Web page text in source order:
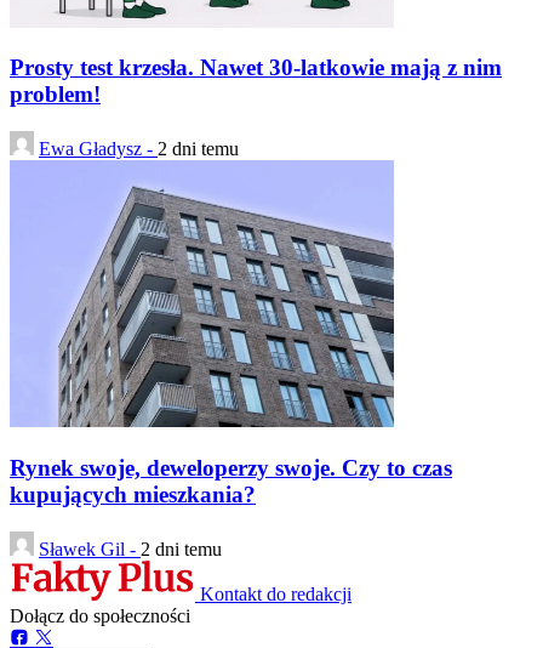
Prosty test krzesła. Nawet 30-latkowie mają z nim
problem!
Ewa Gładysz - 2 dni temu
Rynek swoje, deweloperzy swoje. Czy to czas
kupujących mieszkania?
Sławek Gil - 2 dni temu
Kontakt do redakcji
Dołącz do społeczności